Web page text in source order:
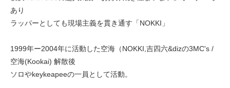
あり
ラッパーとしても現場主義を貫き通す「NOKKI」
1999年ー2004年に活動した空海（NOKKI,吉四六&dizの3MC's /
空海(Kookai) 解散後
ソロやkeykeapeeの一員として活動。